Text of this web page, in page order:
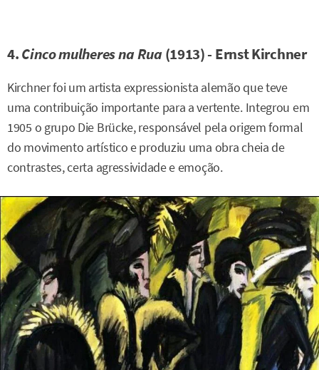
4.Cinco mulheres na Rua(1913) - Ernst Kirchner
Kirchner foi um artista expressionista alemão que teve
uma contribuição importante para a vertente. Integrou em
1905 o grupo Die Brücke, responsável pela origem formal
do movimento artístico e produziu uma obra cheia de
contrastes, certa agressividade e emoção.